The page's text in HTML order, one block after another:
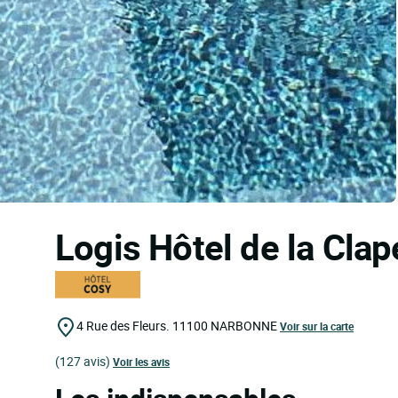
Logis Hôtel de la
4 Rue des Fleurs. 11100 NARBONNEVoir sur la carte
(127 avis) Voir les avis